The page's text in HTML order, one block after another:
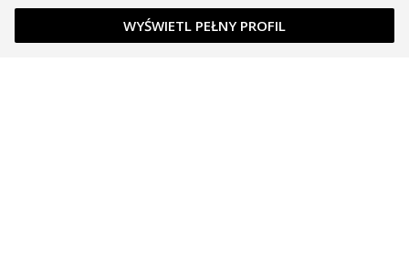
WYŚWIETL PEŁNY PROFIL